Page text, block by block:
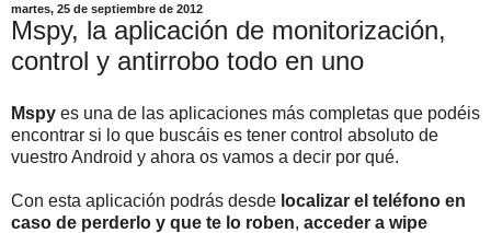
martes, 25 de septiembre de 2012
Mspy, la aplicación de monitorización,
control y antirrobo todo en uno
Mspy es una de las aplicaciones más completas que podéis
encontrar si lo que buscáis es tener control absoluto de
vuestro Android y ahora os vamos a decir por qué.
Con esta aplicación podrás desde localizar el teléfono en
caso de perderlo y que te lo roben, acceder a wipe